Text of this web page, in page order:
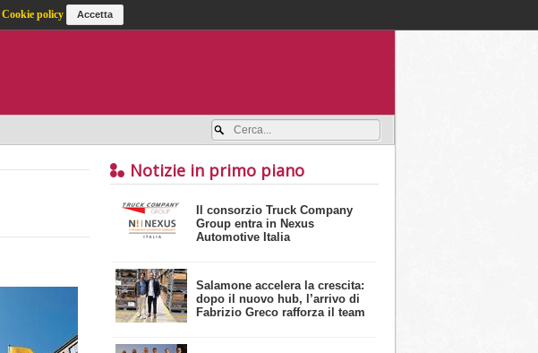
Notizie in primo piano
Il consorzio Truck Company
Group entra in Nexus
Automotive Italia
Salamone accelera la crescita:
dopo il nuovo hub, l’arrivo di
Fabrizio Greco rafforza il team
Cookie policy Accetta